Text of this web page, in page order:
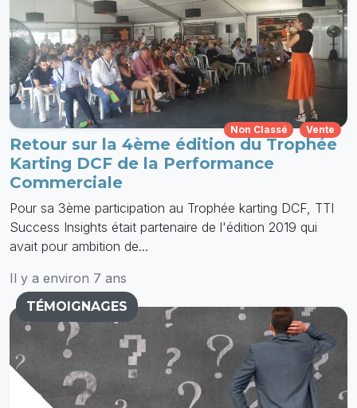
Non Classé Vente
Retour sur la 4ème édition du Trophée
Karting DCF de la Performance
Commerciale
Pour sa 3ème participation au Trophée karting DCF, TTI
Success Insights était partenaire de l'édition 2019 qui
avait pour ambition de...
Il y a environ 7 ans
TÉMOIGNAGES